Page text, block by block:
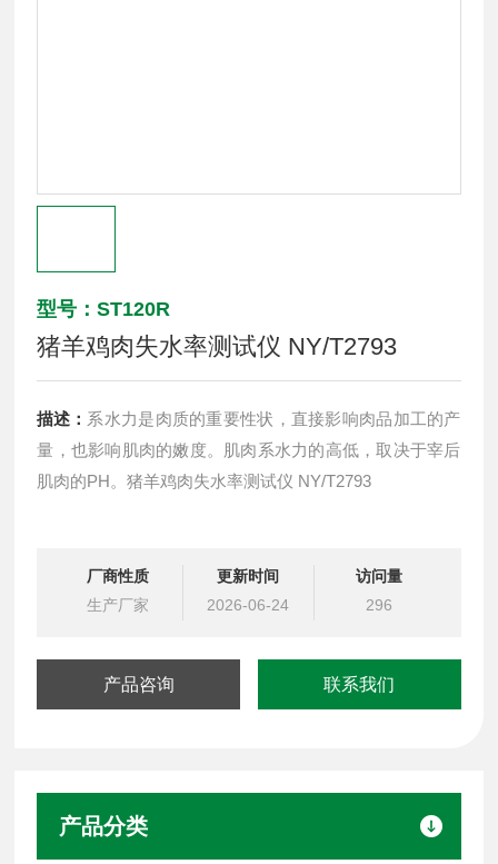
型号：ST120R
猪羊鸡肉失水率测试仪 NY/T2793
描述： 系水力是肉质的重要性状，直接影响肉品加工的产
量，也影响肌肉的嫩度。肌肉系水力的高低，取决于宰后
肌肉的PH。猪羊鸡肉失水率测试仪 NY/T2793
厂商性质
生产厂家
更新时间
2026-06-24
访问量
296
产品咨询 联系我们
产品分类